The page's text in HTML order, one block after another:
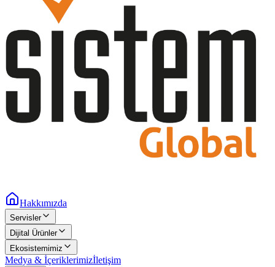
Hakkımızda
Servisler
Dijital Ürünler
Ekosistemimiz
Medya & İçeriklerimizİletişim